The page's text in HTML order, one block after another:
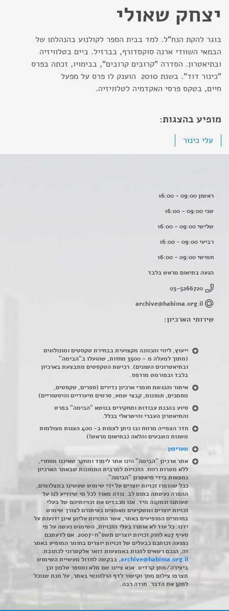
יצחק שאולי
בוגר להקת הנח"ל. למד בבית הספר לקולנוע בהנהלתו של
הבמאי השוודי ארנה סוקסדורף, בברזיל. ביים בטלוויזיה
ובתיאטרון. הסדרה "קרובים קרובים", בבימויו, זכתה בפרס
"כינור דוד". בשנת 2010 הוענק לו פרס על מפעל
חיים, בטקס פרסי האקדמיה לטלוויזיה.
מופיע בהצגות:
עלי כינור
ראשון 09:00 - 16:00
שני 09:00 - 16:00
שלישי 09:00 - 16:00
רביעי 09:00 - 16:00
חמישי 09:00 - 16:00
הגעה בתיאום מראש בלבד
03-5266720
archive@habima.org.il
שירותי הארכיון:
ייעוץ, ליווי והכוונה מקצועית בבחירת טקסטים ומונולוגים
(מתוך למעלה מ – 3500 מחזות, שהועלו ב"הבימה"
ובתיאטרונים השונים). רכישת הטקסטים מתבצעת בארכיון
בלבד ובפורמט מודפס.
איתור והנגשת חומרי ארכיון נדירים (ספרים, טקסטים,
מסמכים, תמונות, קבצי שמע, סרטים תיעודיים והיסטוריים)
סיוע בהכנת עבודות ותחקירים בנושא "הבימה" בפרט
והתיאטרון העברי והישראלי בכלל.
חדר הצפייה מרווח ובו ניתן לצפות ב- 400 הצגות מצולמות
משנות השבעים והלאה (בתיאום מראש!)
תעריפון
אתר ארכיון "הבימה" הינו אתר לימוד ומחקר שאיננו מסחרי,
ללא מטרות רווח. הזכויות למרבית התמונות שבאתר הארכיון
נמצאות בידי תיאטרון "הבימה".
ככל שהופרו זכויות יוצרים על ידי שימוש שעשינו בתצלומים,
ההפרה נעשתה בתום לב. נודה מאוד לכל מי שיודיע לנו על
טעותנו ונתקנה מיד. אנו מכבדים את זכויותיהם של בעלי
זכויות יוצרים ומשקיעים מאמצים באיתורם לצורך שימוש
בחומרים המופיעים באתר, אשר הזכויות עליהן אינן ידועות על
ידנו. כל עוד לא אותרו בעלי הזכויות, השימוש נעשה על פי
סעיף 27א לחוק זכויות יוצרים תשס"ח-2007. אם לדעתכם
נפגעה זכותכם כבעלים של זכויות יוצרים בחומר המופיע באתר
זה, הנכם רשאים לפנות באמצעות דואר אלקטרוני לכתובת:
archive@habima.org.il, בבקשה לחדול מעשיית השימוש
ביצירה/מתן קרדיט. אנא ציינו שם מלא ומספר טלפון וכן
תצרפו צילום מסך וקישור לדף הרלוונטי באתר, על מנת שנוכל
לתקן את הדבר. תודה רבה.